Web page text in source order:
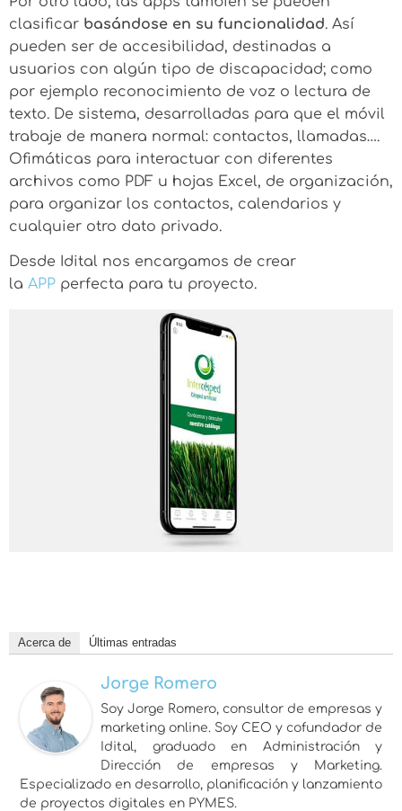
clasificar basándose en su funcionalidad. Así
pueden ser de accesibilidad, destinadas a
usuarios con algún tipo de discapacidad; como
por ejemplo reconocimiento de voz o lectura de
texto. De sistema, desarrolladas para que el móvil
trabaje de manera normal: contactos, llamadas….
Ofimáticas para interactuar con diferentes
archivos como PDF u hojas Excel, de organización,
para organizar los contactos, calendarios y
cualquier otro dato privado.
Desde Idital nos encargamos de crear
la APP perfecta para tu proyecto.
Acerca de Últimas entradas
Jorge Romero
Soy Jorge Romero, consultor de empresas y
marketing online. Soy CEO y cofundador de
Idital, graduado en Administración y
Dirección de empresas y Marketing.
Especializado en desarrollo, planificación y lanzamiento
de proyectos digitales en PYMES.